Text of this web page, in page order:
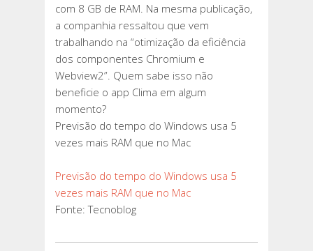
com 8 GB de RAM. Na mesma publicação,
a companhia ressaltou que vem
trabalhando na “otimização da eficiência
dos componentes Chromium e
Webview2”. Quem sabe isso não
beneficie o app Clima em algum
momento?
Previsão do tempo do Windows usa 5
vezes mais RAM que no Mac
Previsão do tempo do Windows usa 5
vezes mais RAM que no Mac
Fonte: Tecnoblog